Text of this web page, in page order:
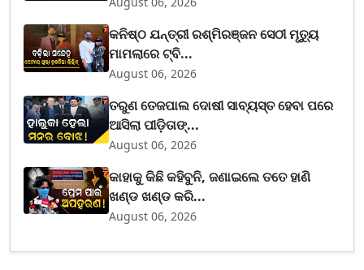
କନିଷ୍ଠ ଯନ୍ତ୍ରୀ ରଶ୍ମିରଞ୍ଜନ ସେଠୀ ମୃତ୍ୟୁ
ମାମଲାରେ ଟ୍ବି...
August 06, 2026
ତରୁଣ ତେଜପାଲ ଦୋଷୀ ସାବ୍ୟସ୍ତ ହେବା ପରେ
ଆସିଲା ପୀଡ଼ିତାଙ୍...
August 06, 2026
କାହାକୁ କିଛି କହିବୁନି, ଜଣାଇଲେ ତତେ ହାଣି
ଖଣ୍ଡ ଖଣ୍ଡ କରି...
August 06, 2026